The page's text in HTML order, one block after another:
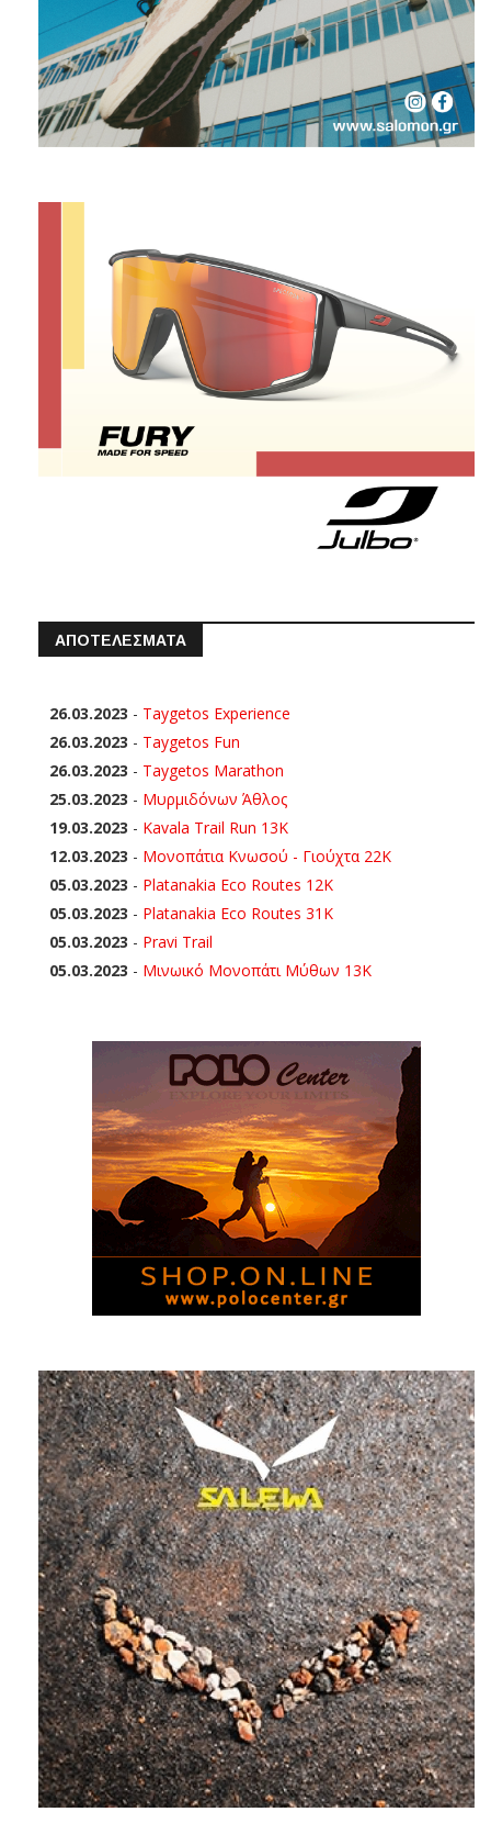
ΑΠΟΤΕΛΕΣΜΑΤΑ
26.03.2023 - Taygetos Experience
26.03.2023 - Taygetos Fun
26.03.2023 - Taygetos Marathon
25.03.2023 - Μυρμιδόνων Άθλος
19.03.2023 - Kavala Trail Run 13K
12.03.2023 - Μονοπάτια Κνωσού - Γιούχτα 22Κ
05.03.2023 - Platanakia Eco Routes 12K
05.03.2023 - Platanakia Eco Routes 31K
05.03.2023 - Pravi Trail
05.03.2023 - Μινωικό Μονοπάτι Μύθων 13Κ